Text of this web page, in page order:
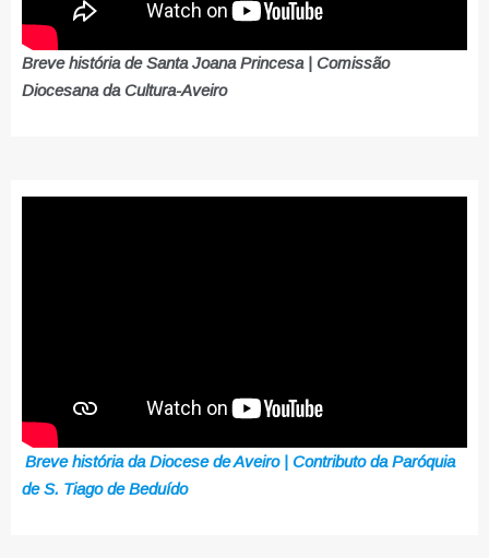
Breve história de Santa Joana Princesa | Comissão
Diocesana da Cultura-Aveiro
Breve história da Diocese de Aveiro | Contributo da Paróquia
de S. Tiago de Beduído